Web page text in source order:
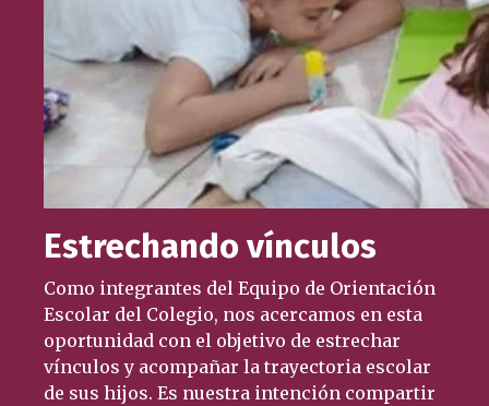
Estrechando vínculos
Como integrantes del Equipo de Orientación
Escolar del Colegio, nos acercamos en esta
oportunidad con el objetivo de estrechar
vínculos y acompañar la trayectoria escolar
de sus hijos. Es nuestra intención compartir